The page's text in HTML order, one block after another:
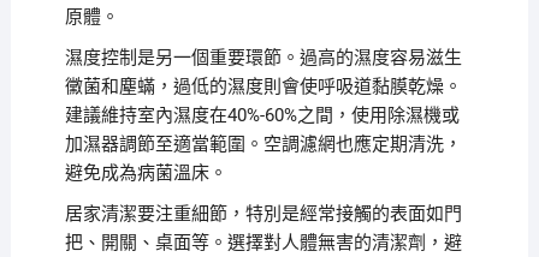
原體。
濕度控制是另一個重要環節。過高的濕度容易滋生
黴菌和塵蟎，過低的濕度則會使呼吸道黏膜乾燥。
建議維持室內濕度在40%-60%之間，使用除濕機或
加濕器調節至適當範圍。空調濾網也應定期清洗，
避免成為病菌溫床。
居家清潔要注重細節，特別是經常接觸的表面如門
把、開關、桌面等。選擇對人體無害的清潔劑，避